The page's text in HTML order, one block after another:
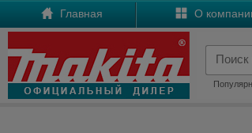
Главная О